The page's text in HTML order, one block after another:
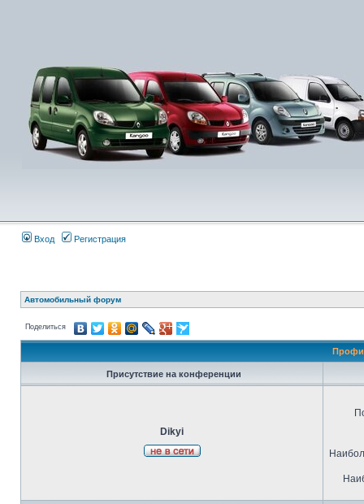
Вход Регистрация
Автомобильный форум
Поделиться
Присутствие на конференции
Dikyi